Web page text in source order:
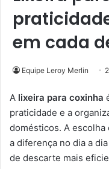
em cada
Equipe Leroy Merlin
A lixeira para coxinha
praticidade e a
domésticos. A
a diferença no dia a
de descarte mais